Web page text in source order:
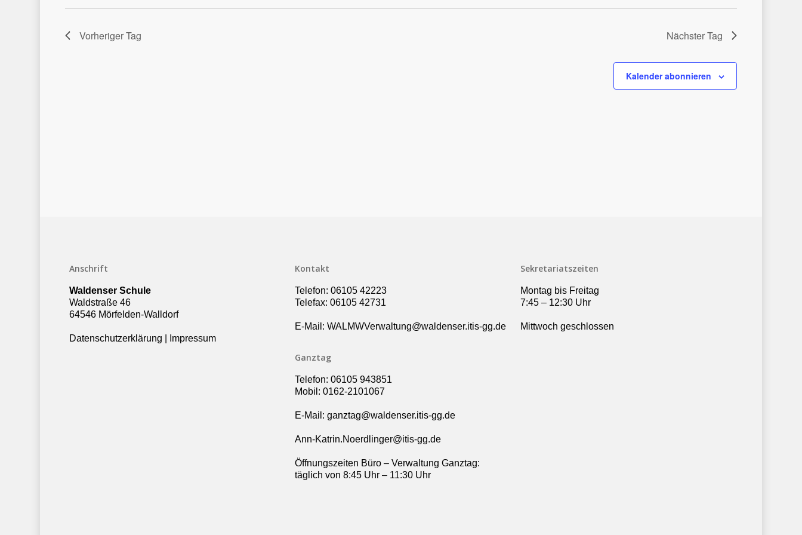
Vorheriger Tag Nächster Tag
Kalender abonnieren
Anschrift
Waldenser Schule
Waldstraße 46
64546 Mörfelden-Walldorf
Datenschutzerklärung Impressum
Kontakt
Telefon: 06105 42223
Telefax: 06105 42731
E-Mail: WALMWVerwaltung@waldenser.itis-gg.de
Ganztag
Telefon: 06105 943851
Mobil: 0162-2101067
E-Mail: ganztag@waldenser.itis-gg.de
Ann-Katrin.Noerdlinger@itis-gg.de
Öffnungszeiten Büro – Verwaltung Ganztag:
täglich von 8:45 Uhr – 11:30 Uhr
Sekretariatszeiten
Montag bis Freitag
7:45 – 12:30 Uhr
Mittwoch geschlossen